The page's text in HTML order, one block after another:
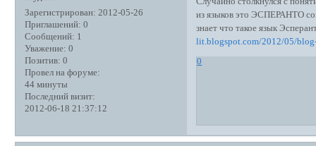
Зарегистрирован: 2012-05-26
Приглашений: 0
Сообщений: 1
Уважение: 0
Позитив: 0
Провел на форуме:
44 минуты
Последний визит:
2012-06-18 21:37:12
из языков это ЭСПЕРАНТО
знает что такое язык
lit.blogspot.com/2012/05/
0